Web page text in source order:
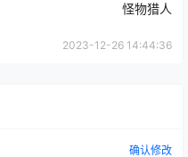
怪物猎人
2023-12-26 14:44:36
确认修改